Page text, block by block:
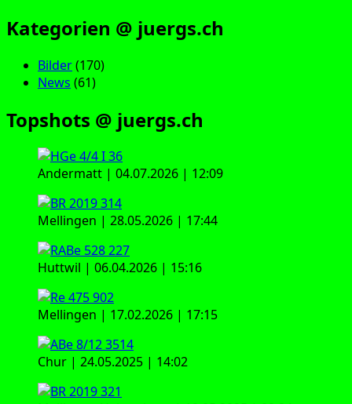
Kategorien @ juergs.ch
Bilder(170)
News (61)
Topshots @ juergs.ch
Andermatt | 04.07.2026 | 12:09
Mellingen | 28.05.2026 | 17:44
Huttwil | 06.04.2026 | 15:16
Mellingen | 17.02.2026 | 17:15
Chur | 24.05.2025 | 14:02